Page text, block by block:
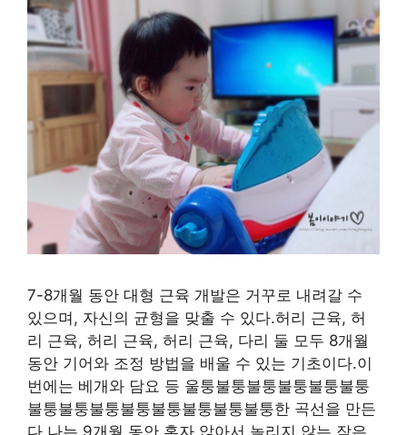
7-8개월 동안 대형 근육 개발은 거꾸로 내려갈 수
있으며, 자신의 균형을 맞출 수 있다.허리 근육, 허
리 근육, 허리 근육, 허리 근육, 다리 둘 모두 8개월
동안 기어와 조정 방법을 배울 수 있는 기초이다.이
번에는 베개와 담요 등 울퉁불퉁불퉁불퉁불퉁불퉁
불퉁불퉁불퉁불퉁불퉁불퉁불퉁불퉁한 곡선을 만든
다.나는 9개월 동안 혼자 앉아서 놀리지 않는 작은